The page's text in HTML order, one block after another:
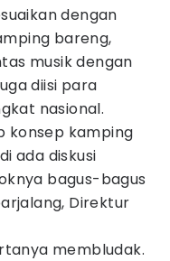
dengan
bareng,
musik dengan
diisi para
nasional.
konsep kamping
ada diskusi
bagus-bagus
Direktur
membludak.